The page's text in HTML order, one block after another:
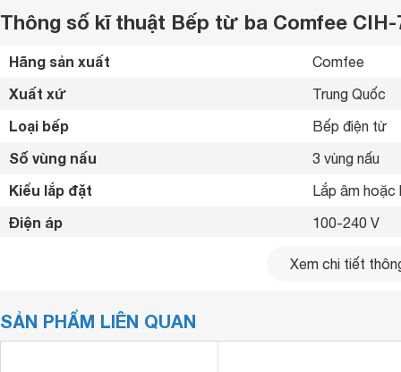
Thông số kĩ thuật Bếp từ ba Comfee CIH-
Hãng sản xuất Comfee
Xuất xứ Trung Quốc
Loại bếp Bếp điện từ
Số vùng nấu 3 vùng nấu
Kiểu lắp đặt Lắp âm
Điện áp 100-240 V
7400 W
Xem chi tiết
SẢN PHẨM LIÊN QUAN